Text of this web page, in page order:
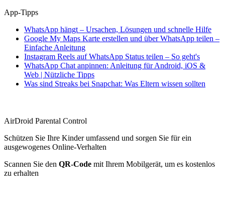
App-Tipps
WhatsApp hängt – Ursachen, Lösungen und schnelle Hilfe
Google My Maps Karte erstellen und über WhatsApp teilen –
Einfache Anleitung
Instagram Reels auf WhatsApp Status teilen – So geht's
WhatsApp Chat anpinnen: Anleitung für Android, iOS &
Web | Nützliche Tipps
Was sind Streaks bei Snapchat: Was Eltern wissen sollten
AirDroid Parental Control
Schützen Sie Ihre Kinder umfassend und sorgen Sie für ein
ausgewogenes Online-Verhalten
Scannen Sie den QR-Code mit Ihrem Mobilgerät, um es kostenlos
zu erhalten